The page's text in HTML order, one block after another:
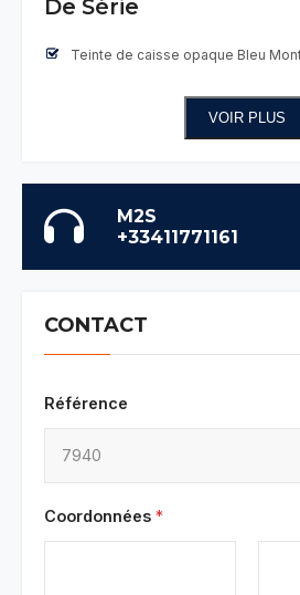
De Série
Teinte de caisse opaque Bleu
VOIR PLUS
M2S
+33411771161
CONTACT
Référence
Coordonnées *